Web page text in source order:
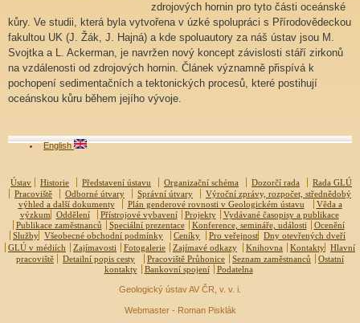
zdrojových hornin pro tyto části oceánské
kůry. Ve studii, která byla vytvořena v úzké spolupráci s Přírodovědeckou
fakultou UK (J. Žák, J. Hajná) a kde spoluautory za náš ústav jsou M.
Svojtka a L. Ackerman, je navržen nový koncept závislosti stáří zirkonů
na vzdálenosti od zdrojových hornin. Článek významně přispívá k
pochopení sedimentačních a tektonických procesů, které postihují
oceánskou kůru během jejího vývoje.
English
Ústav Historie Představení ústavu Organizační schéma Dozorčí rada
Rada GLÚ
Pracoviště
Odborné útvary Správní útvary
Výroční zprávy, rozpočet, střednědobý
výhled a další dokumenty
Plán genderové rovnosti v Geologickém ústavu
Věda a
výzkum
Oddělení Přístrojové vybavení Projekty
Vydávané časopisy a publikace
Publikace zaměstnanců
Speciální prezentace Konference, semináře, události
Ocenění
Služby Všeobecné obchodní podmínky Ceníky Pro veřejnost Dny otevřených dveří
GLÚ v médiích
Zajímavosti Fotogalerie Zajímavé odkazy Knihovna Kontakty Hlavní
pracoviště
Detailní popis cesty Pracoviště Průhonice Seznam zaměstnanců
Ostatní
kontakty
Bankovní spojení Podatelna
Geologický ústav AV ČR, v. v. i.
Webmaster - Roman Pisklák